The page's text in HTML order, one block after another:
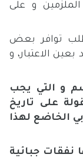
و على
توافر بعض
الاعتبار، و
و التي يجب
على تاريخ
الخاضع لهذا
نفقات جبائية